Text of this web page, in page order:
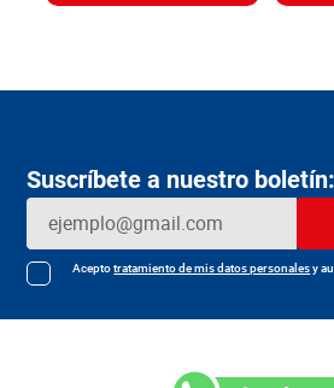
Suscríbete a nuestro boletín:
Aceptotratamiento de mis datos personalesy